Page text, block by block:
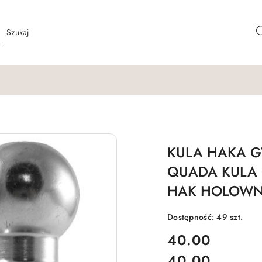
KULA HAKA
QUADA
HAK
Dostępność:49szt.
cena:
40.00